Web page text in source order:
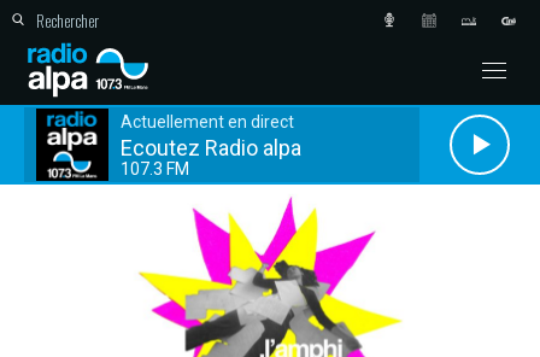
Actuellement en direct
Ecoutez Radio alpa
107.3 FM